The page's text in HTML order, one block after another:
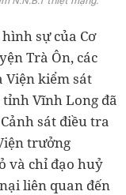
sự của Cơ
Trà Ôn, các
Viện kiểm sát
Vĩnh Long đã
sát điều tra
trưởng
và chỉ đạo huỷ
liên quan đến